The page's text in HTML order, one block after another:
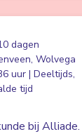
dagen
Wolvega
uur | Deeltijds,
tijd
bij